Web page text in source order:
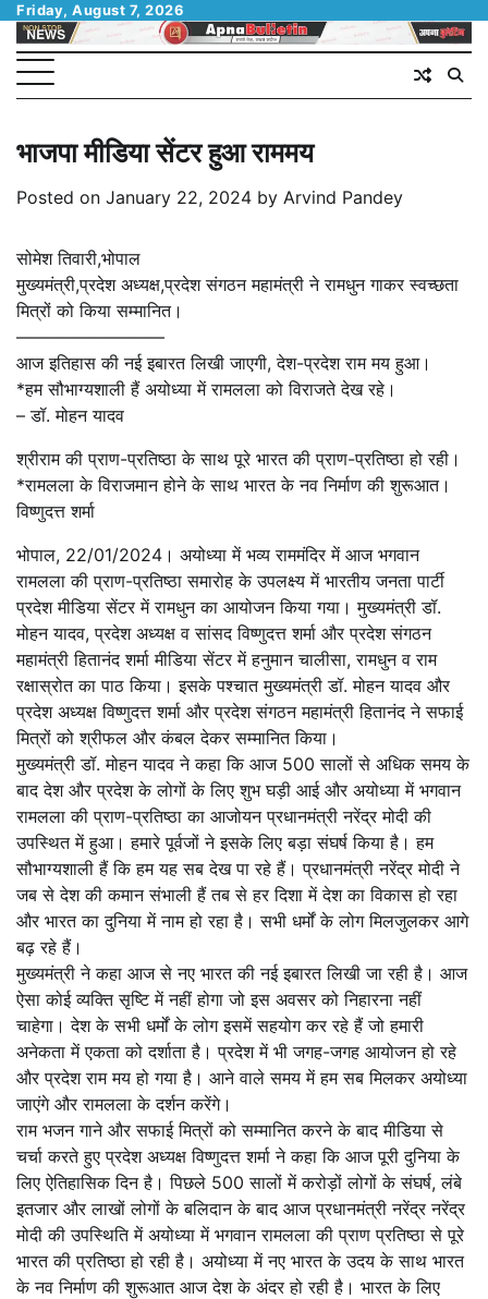
Skip
content
Friday, August 7, 2026
भाजपा मीडिया सेंटर हुआ राममय
Posted on January 22, 2024 by Arvind Pandey
सोमेश तिवारी,भोपाल
मुख्यमंत्री,प्रदेश अध्यक्ष,प्रदेश संगठन महामंत्री ने रामधुन गाकर स्वच्छता
मित्रों को किया सम्मानित।
————————–
आज इतिहास की नई इबारत लिखी जाएगी, देश-प्रदेश राम मय हुआ।
*हम सौभाग्यशाली हैं अयोध्या में रामलला को विराजते देख रहे।
– डॉ. मोहन यादव
श्रीराम की प्राण-प्रतिष्ठा के साथ पूरे भारत की प्राण-प्रतिष्ठा हो रही।
*रामलला के विराजमान होने के साथ भारत के नव निर्माण की शुरूआत।
विष्णुदत्त शर्मा
भोपाल, 22/01/2024। अयोध्या में भव्य राममंदिर में आज भगवान
रामलला की प्राण-प्रतिष्ठा समारोह के उपलक्ष्य में भारतीय जनता पार्टी
प्रदेश मीडिया सेंटर में रामधुन का आयोजन किया गया। मुख्यमंत्री डॉ.
मोहन यादव, प्रदेश अध्यक्ष व सांसद विष्णुदत्त शर्मा और प्रदेश संगठन
महामंत्री हितानंद शर्मा मीडिया सेंटर में हनुमान चालीसा, रामधुन व राम
रक्षास्रोत का पाठ किया। इसके पश्चात मुख्यमंत्री डॉ. मोहन यादव और
प्रदेश अध्यक्ष विष्णुदत्त शर्मा और प्रदेश संगठन महामंत्री हितानंद ने सफाई
मित्रों को श्रीफल और कंबल देकर सम्मानित किया।
मुख्यमंत्री डॉ. मोहन यादव ने कहा कि आज 500 सालों से अधिक समय के
बाद देश और प्रदेश के लोगों के लिए शुभ घड़ी आई और अयोध्या में भगवान
रामलला की प्राण-प्रतिष्ठा का आजोयन प्रधानमंत्री नरेंद्र मोदी की
उपस्थित में हुआ। हमारे पूर्वजों ने इसके लिए बड़ा संघर्ष किया है। हम
सौभाग्यशाली हैं कि हम यह सब देख पा रहे हैं। प्रधानमंत्री नरेंद्र मोदी ने
जब से देश की कमान संभाली हैं तब से हर दिशा में देश का विकास हो रहा
और भारत का दुनिया में नाम हो रहा है। सभी धर्मों के लोग मिलजुलकर आगे
बढ़ रहे हैं।
मुख्यमंत्री ने कहा आज से नए भारत की नई इबारत लिखी जा रही है। आज
ऐसा कोई व्यक्ति सृष्टि में नहीं होगा जो इस अवसर को निहारना नहीं
चाहेगा। देश के सभी धर्मों के लोग इसमें सहयोग कर रहे हैं जो हमारी
अनेकता में एकता को दर्शाता है। प्रदेश में भी जगह-जगह आयोजन हो रहे
और प्रदेश राम मय हो गया है। आने वाले समय में हम सब मिलकर अयोध्या
जाएंगे और रामलला के दर्शन करेंगे।
राम भजन गाने और सफाई मित्रों को सम्मानित करने के बाद मीडिया से
चर्चा करते हुए प्रदेश अध्यक्ष विष्णुदत्त शर्मा ने कहा कि आज पूरी दुनिया के
लिए ऐतिहासिक दिन है। पिछले 500 सालों में करोड़ों लोगों के संघर्ष, लंबे
इतजार और लाखों लोगों के बलिदान के बाद आज प्रधानमंत्री नरेंद्र नरेंद्र
मोदी की उपस्थिति में अयोध्या में भगवान रामलला की प्राण प्रतिष्ठा से पूरे
भारत की प्रतिष्ठा हो रही है। अयोध्या में नए भारत के उदय के साथ भारत
के नव निर्माण की शुरूआत आज देश के अंदर हो रही है। भारत के लिए